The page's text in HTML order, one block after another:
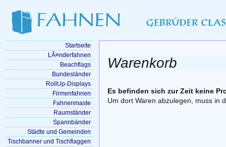
Warenkorb
Es befinden sich zur Zeit keine
Um dort Waren abzulegen, muss in
Startseite
LÃ¤nderfahnen
Beachflags
Bundesländer
RollUp-Displays
Firmenfahnen
Fahnenmaste
Raumständer
Spannbänder
Städte und Gemeinden
Tischbanner und Tischflaggen